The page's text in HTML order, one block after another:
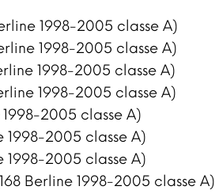
1998-2005 classe A)
1998-2005 classe A)
1998-2005 classe A)
1998-2005 classe A)
1998-2005 classe A)
1998-2005 classe A)
1998-2005 classe A)
Berline 1998-2005 classe A)